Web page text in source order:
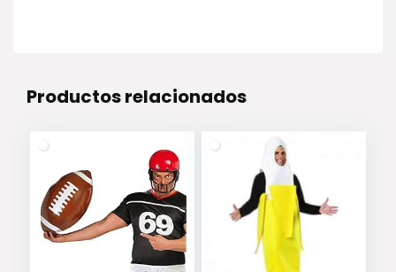
Productos relacionados